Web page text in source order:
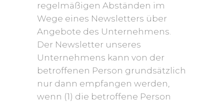
regelmäßigen Abständen im
Wege eines Newsletters über
Angebote des Unternehmens.
Der Newsletter unseres
Unternehmens kann von der
betroffenen Person grundsätzlich
nur dann empfangen werden,
wenn (1) die betroffene Person